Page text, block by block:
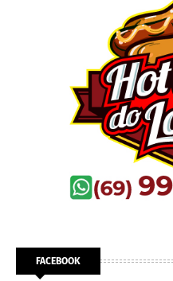
FACEBOOK